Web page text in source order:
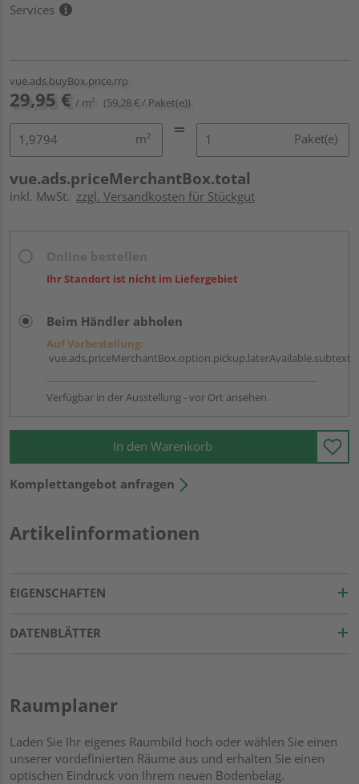
Services
vue.ads.buyBox.price.rrp
29,95 € / m² (59,28 € / Paket(e))
m² Paket(e)
vue.ads.priceMerchantBox.total
inkl. MwSt. zzgl. Versandkosten für Stückgut
Ihr Standort ist nicht im Liefergebiet
Beim Händler abholen
Auf Vorbestellung:
vue.ads.priceMerchantBox.option.pickup.laterAvailable.subtext
Verfügbar in der Ausstellung - vor Ort ansehen.
In den Warenkorb
Komplettangebot anfragen
Artikelinformationen
EIGENSCHAFTEN
DATENBLÄTTER
Raumplaner
Laden Sie Ihr eigenes Raumbild hoch oder wählen Sie einen
unserer vordefinierten Räume aus und erhalten Sie einen
optischen Eindruck von Ihrem neuen Bodenbelag.